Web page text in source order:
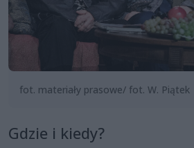
fot. materiały prasowe/ fot. W. Piątek
Gdzie i kiedy?